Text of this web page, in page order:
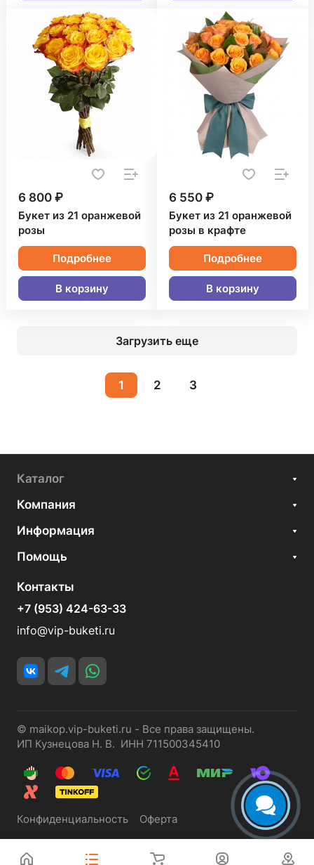
6 800 ₽
Букет из 21 оранжевой
розы
Подробнее
В корзину
6 550 ₽
Букет из 21 оранжевой
розы в крафте
Подробнее
В корзину
Загрузить еще
1 2 3
Каталог
Компания
Информация
Помощь
Контакты
+7 (953) 424-63-33
info@vip-buketi.ru
© maikop.vip-buketi.ru - Все права защищены.
ИП Кузнецова Н. В. ИНН 711500345410
Конфиденциальность Оферта